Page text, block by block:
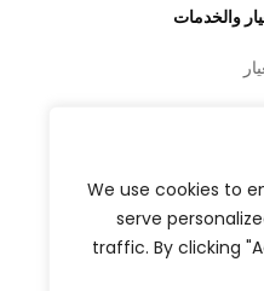
We use cookies to
serve
traffic. By clicking
والخدمات